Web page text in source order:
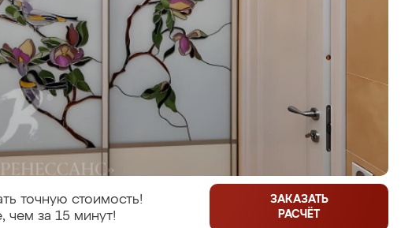
точную стоимость!
чем за 15 минут!
ЗАКАЗАТЬ
РАСЧЁТ